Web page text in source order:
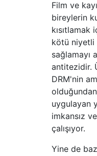
Film ve
bireylerin
kısıtlamak
kötü niyetli
sağlamayı
antitezidir.
DRM'nin
uygulayan
imkansız
çalışıyor.
Yine de